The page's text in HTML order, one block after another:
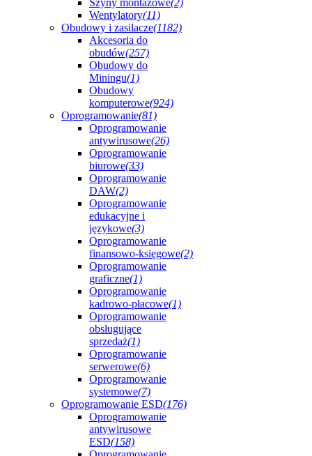
Szyny montażowe(2)
Wentylatory(11)
Obudowy i zasilacze(1182)
Akcesoria do
obudów(257)
Obudowy do
Miningu(1)
Obudowy
komputerowe(924)
Oprogramowanie(81)
Oprogramowanie
antywirusowe(26)
Oprogramowanie
biurowe(33)
Oprogramowanie
DAW(2)
Oprogramowanie
edukacyjne i
językowe(3)
Oprogramowanie
finansowo-księgowe(2)
Oprogramowanie
graficzne(1)
Oprogramowanie
kadrowo-płacowe(1)
Oprogramowanie
obsługujące
sprzedaż(1)
Oprogramowanie
serwerowe(6)
Oprogramowanie
systemowe(7)
Oprogramowanie ESD(176)
Oprogramowanie
antywirusowe
ESD(158)